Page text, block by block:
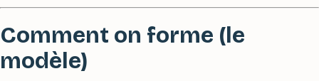
Comment on forme (le
modèle)